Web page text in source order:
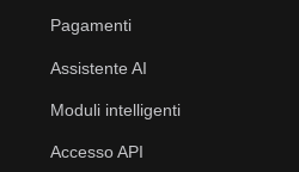
Pagamenti
Assistente AI
Moduli intelligenti
Accesso API